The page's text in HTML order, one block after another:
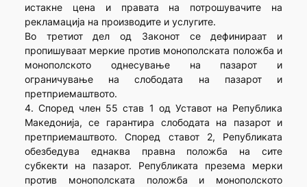
истакне цена и правата на потрошувачите на
рекламација на производите и услугите.
Во третиот дел од Законот се дефинираат и
пропишуваат меркие против монополската положба и
монополското однесување на пазарот и
ограничување на слободата на пазарот и
претприемаштвото.
4. Според член 55 став 1 од Уставот на Република
Македонија, се гарантира слободата на пазарот и
претприемаштвото. Според ставот 2, Републиката
обезбедува еднаква правна положба на сите
субкекти на пазарот. Републиката презема мерки
против монополската положба и монополското